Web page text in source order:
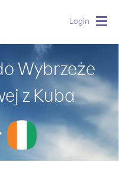
Login
Wybrzeże
z Kuba